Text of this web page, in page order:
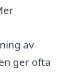
av
ger ofta